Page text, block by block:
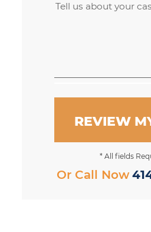
Tell us about your
REVIEW
* All fields
Or Call Now